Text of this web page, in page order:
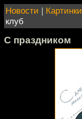
Новости | Картинки
клуб
С праздником